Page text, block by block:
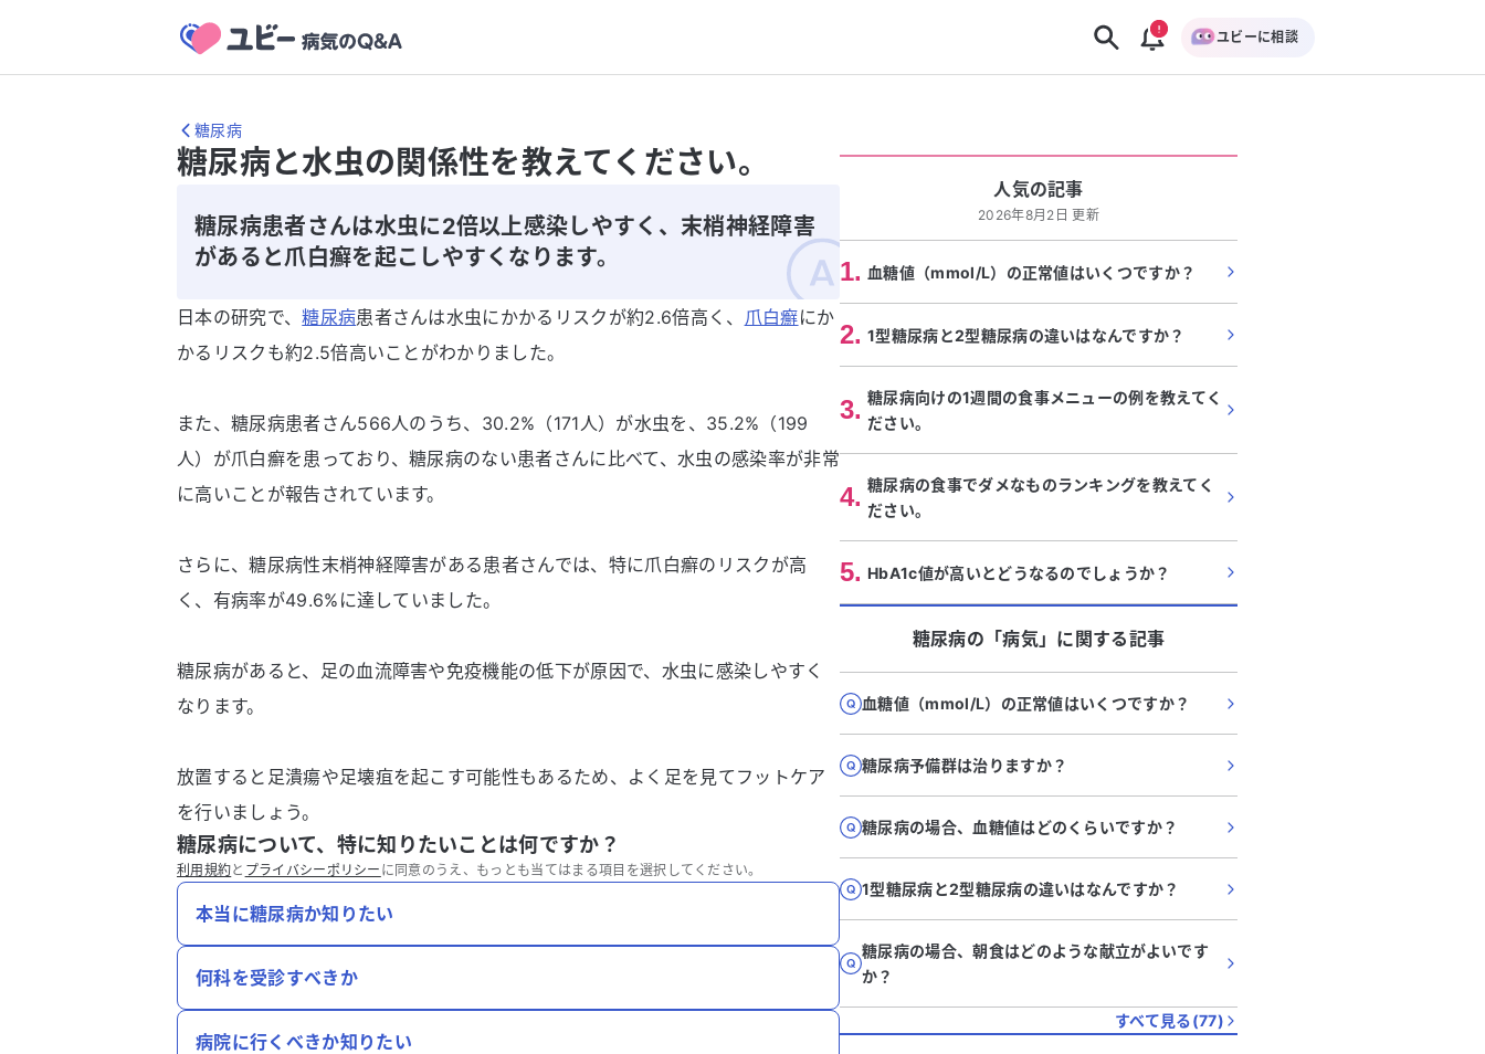
ユビーに相談
糖尿病
糖尿病と水虫の関係性を教えてください。
糖尿病患者さんは水虫に2倍以上感染しやすく、末梢神経障害
があると爪白癬を起こしやすくなります。
日本の研究で、糖尿病患者さんは水虫にかかるリスクが約2.6倍高く、 爪白癬にか
かるリスクも約2.5倍高いことがわかりました​。
また、糖尿病患者さん566人のうち、30.2%（171人）が水虫を、35.2%（199
人）が爪白癬を患っており、糖尿病のない患者さんに比べて、水虫の感染率が非常
に高いことが報告されています。
さらに、糖尿病性末梢神経障害がある患者さんでは、特に爪白癬のリスクが高
く、有病率が49.6%に達していました。
糖尿病があると、足の血流障害や免疫機能の低下が原因で、水虫に感染しやすく
なります。
放置すると足潰瘍や足壊疽を起こす可能性もあるため、よく足を見てフットケア
を行いましょう。
糖尿病について、特に知りたいことは何ですか？
利用規約と プライバシーポリシー に同意のうえ、もっとも当てはまる項目を選択してください。
本当に糖尿病か知りたい
何科を受診すべきか
病院に行くべきか知りたい
人気の記事
2026年8月2日 更新
1. 血糖値（mmol/L）の正常値はいくつですか？
2. 1型糖尿病と2型糖尿病の違いはなんですか？
3. 糖尿病向けの1週間の食事メニューの例を教えてく
ださい。
4. 糖尿病の食事でダメなものランキングを教えてく
ださい。
5. HbA1c値が高いとどうなるのでしょうか？
糖尿病の「病気」に関する記事
血糖値（mmol/L）の正常値はいくつですか？
糖尿病予備群は治りますか？
糖尿病の場合、血糖値はどのくらいですか？
1型糖尿病と2型糖尿病の違いはなんですか？
糖尿病の場合、朝食はどのような献立がよいです
か？
すべて見る(77)